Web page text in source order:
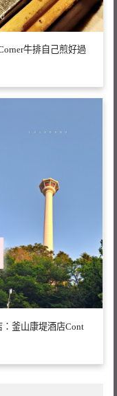
牛排自己煎好過
釜山康堤酒店Cont